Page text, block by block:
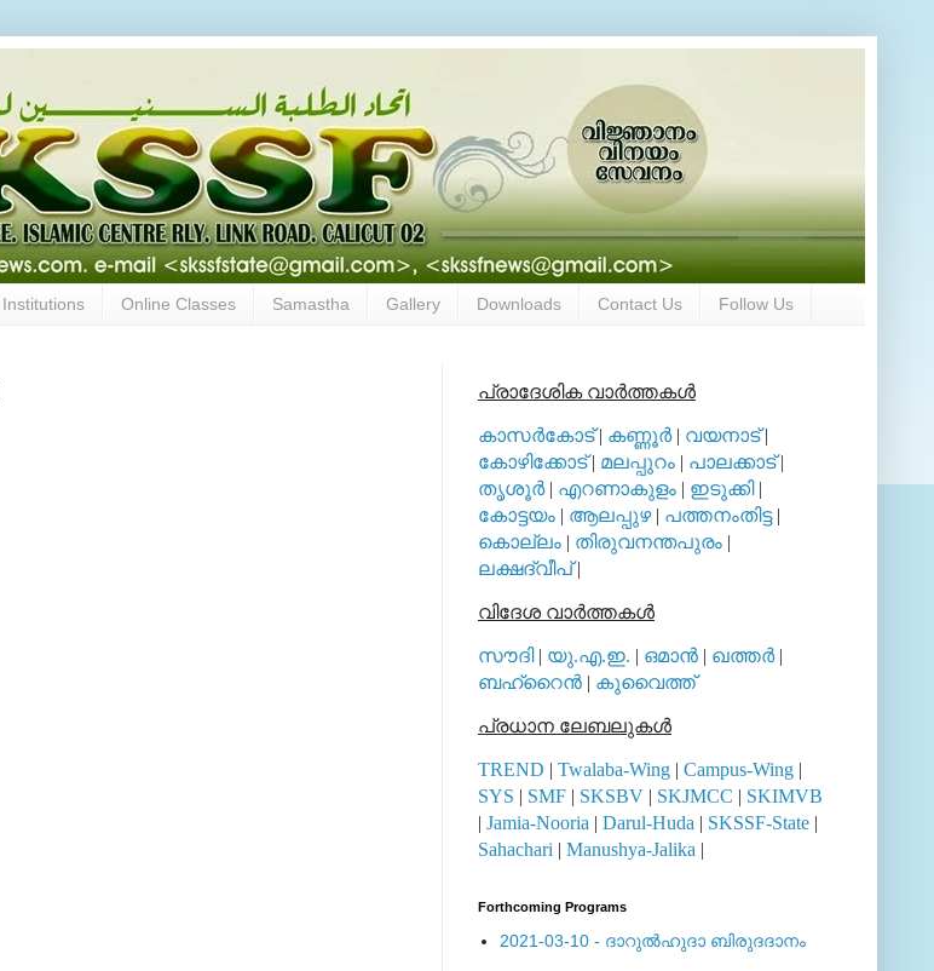
Institutions Online Classes Samastha Gallery Downloads Contact Us Follow Us
പ്രാദേശിക വാര്‍ത്തകള്‍
കാസര്‍കോട്| കണ്ണൂര്‍| വയനാട്|
കോഴിക്കോട്| മലപ്പുറം | പാലക്കാട്|
തൃശൂര്‍| എറണാകുളം | ഇടുക്കി|
കോട്ടയം | ആലപ്പുഴ| പത്തനംതിട്ട|
കൊല്ലം | തിരുവനന്തപുരം |
ലക്ഷദ്വീപ്|
വിദേശ വാര്‍ത്തകള്‍
സൗദി| യു.എ.ഇ. | ഒമാന്‍ | ഖത്തര്‍|
ബഹ്റൈന്‍ | കുവൈത്ത്
പ്രധാന ലേബലുകള്‍
TREND | Twalaba-Wing | Campus-Wing |
SYS | SMF | SKSBV | SKJMCC | SKIMVB
| Jamia-Nooria | Darul-Huda | SKSSF-State |
Sahachari | Manushya-Jalika |
Forthcoming Programs
2021-03-10 - ദാറുല്‍ഹുദാ ബിരുദദാനം